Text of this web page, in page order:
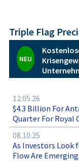
Triple Flag
NEU
12.05.26
$4.3 Billion For
Quarter For Royal
Expanding
08.10.25
As Investors Look
Flow Are